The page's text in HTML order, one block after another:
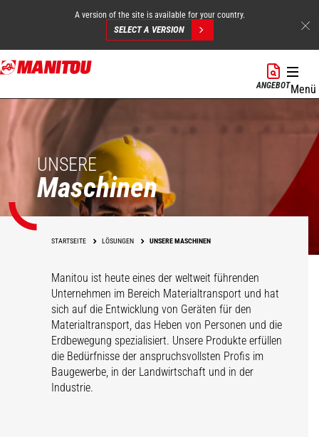
Direkt
zum
A version of the site is available for your country.
SELECT A VERSION
ANGEBOTMenü
UNSERE
Maschinen
STARTSEITE LÖSUNGEN UNSERE MASCHINEN
Manitou ist heute eines der weltweit führenden
Unternehmen im Bereich Materialtransport und hat
sich auf die Entwicklung von Geräten für den
Materialtransport, das Heben von Personen und die
Erdbewegung spezialisiert. Unsere Produkte erfüllen
die Bedürfnisse der anspruchsvollsten Profis im
Baugewerbe, in der Landwirtschaft und in der
Industrie.